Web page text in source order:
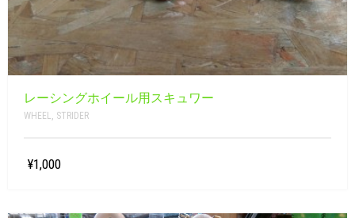
レーシングホイール用スキュワー
WHEEL STRIDER
¥1,000